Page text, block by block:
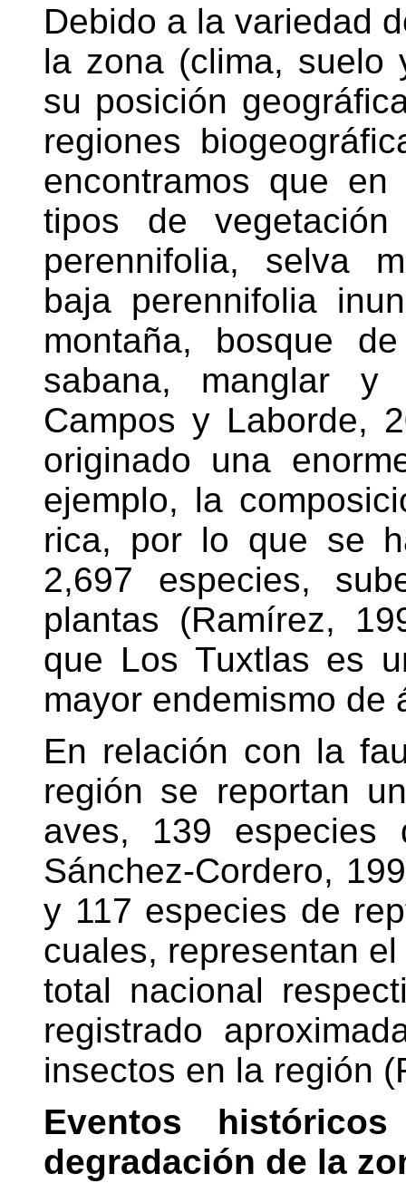
Debido a la variedad
la zona (clima, suelo
su posición
regiones
encontramos que
tipos de
perennifolia, selva
baja perennifolia
montaña, bosque
sabana, manglar y
Campos y Laborde,
originado una
ejemplo, la
rica, por lo que se
2,697 especies,
plantas (Ramírez,
que Los Tuxtlas es
mayor endemismo de
En relación con la
región se reportan
aves, 139 especies
Sánchez-Cordero,
y 117 especies de
cuales, representan
total nacional
registrado
insectos en la región
Eventos
degradación de la